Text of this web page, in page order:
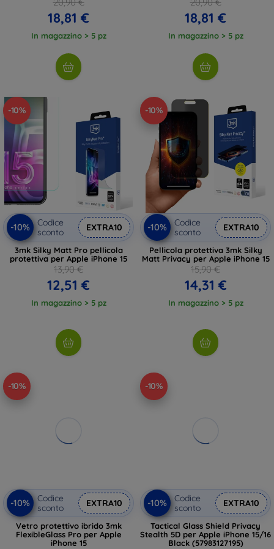
18,81 €
In magazzino > 5 pz
18,81 €
In magazzino > 5 pz
-10%
-10%
Codice
sconto
EXTRA10
3mk Silky Matt Pro pellicola
protettiva per Apple iPhone 15
13,90 €
12,51 €
In magazzino > 5 pz
-10%
-10%
Codice
sconto
EXTRA10
Pellicola protettiva 3mk Silky
Matt Privacy per Apple iPhone 15
15,90 €
14,31 €
In magazzino > 5 pz
-10%
-10%
Codice
sconto
EXTRA10
Vetro protettivo ibrido 3mk
FlexibleGlass Pro per Apple
iPhone 15
-10%
-10%
Codice
sconto
EXTRA10
Tactical Glass Shield Privacy
Stealth 5D per Apple iPhone 15/16
Black (57983127195)